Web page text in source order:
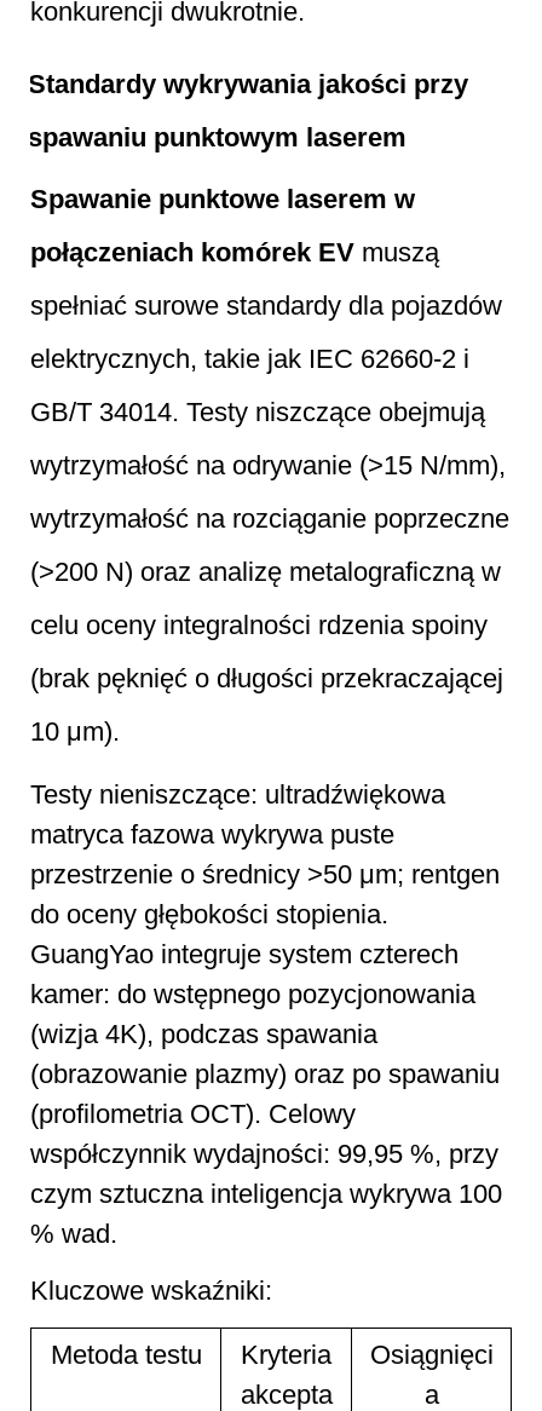
konkurencji dwukrotnie.
Standardy wykrywania jakości przy
spawaniu punktowym laserem
Spawanie punktowe laserem w
połączeniach komórek EV muszą
spełniać surowe standardy dla pojazdów
elektrycznych, takie jak IEC 62660-2 i
GB/T 34014. Testy niszczące obejmują
wytrzymałość na odrywanie (>15 N/mm),
wytrzymałość na rozciąganie poprzeczne
(>200 N) oraz analizę metalograficzną w
celu oceny integralności rdzenia spoiny
(brak pęknięć o długości przekraczającej
10 μm).
Testy nieniszczące: ultradźwiękowa
matryca fazowa wykrywa puste
przestrzenie o średnicy >50 μm; rentgen
do oceny głębokości stopienia.
GuangYao integruje system czterech
kamer: do wstępnego pozycjonowania
(wizja 4K), podczas spawania
(obrazowanie plazmy) oraz po spawaniu
(profilometria OCT). Celowy
współczynnik wydajności: 99,95 %, przy
czym sztuczna inteligencja wykrywa 100
% wad.
Kluczowe wskaźniki:
Metoda testu
Kryteria
akcepta
Osiągnięci
a